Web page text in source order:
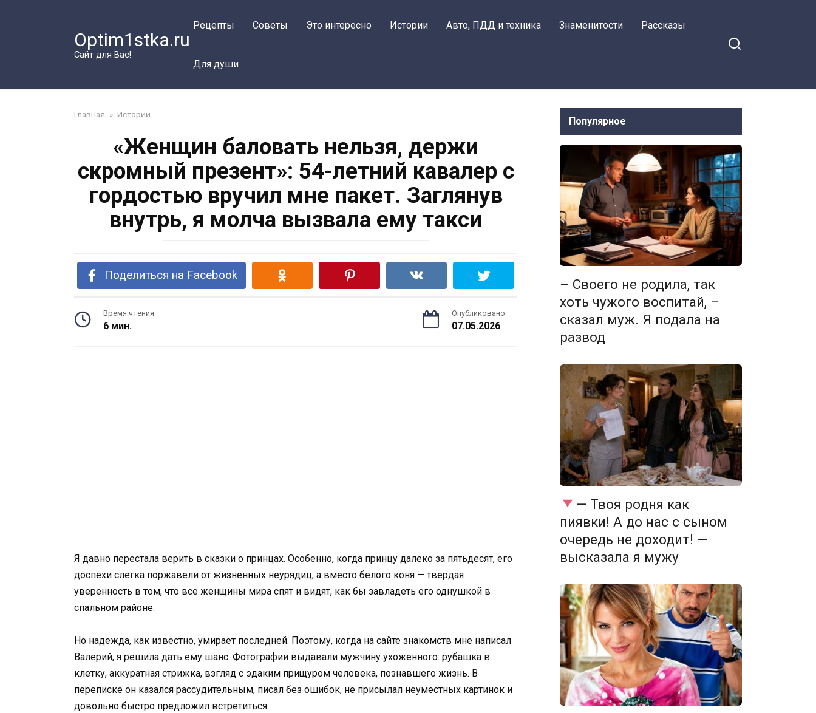
Optim1stka.ru
Сайт для Вас!
Рецепты Советы Это интересно Истории Авто, ПДД и техника Знаменитости Рассказы
Для души
Главная » Истории
«Женщин баловать нельзя, держи
скромный презент»: 54-летний кавалер с
гордостью вручил мне пакет. Заглянув
внутрь, я молча вызвала ему такси
Поделиться на Facebook
Время чтения
6 мин.
Опубликовано
07.05.2026
Я давно перестала верить в сказки о принцах. Особенно, когда принцу далеко за пятьдесят, его
доспехи слегка поржавели от жизненных неурядиц, а вместо белого коня — твердая
уверенность в том, что все женщины мира спят и видят, как бы завладеть его однушкой в
спальном районе.
Но надежда, как известно, умирает последней. Поэтому, когда на сайте знакомств мне написал
Валерий, я решила дать ему шанс. Фотографии выдавали мужчину ухоженного: рубашка в
клетку, аккуратная стрижка, взгляд с эдаким прищуром человека, познавшего жизнь. В
переписке он казался рассудительным, писал без ошибок, не присылал неуместных картинок и
довольно быстро предложил встретиться.
Популярное
– Своего не родила, так
хоть чужого воспитай, –
сказал муж. Я подала на
развод
— Твоя родня как
пиявки! А до нас с сыном
очередь не доходит! —
высказала я мужу